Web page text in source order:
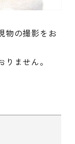
物の撮影をお
ません。